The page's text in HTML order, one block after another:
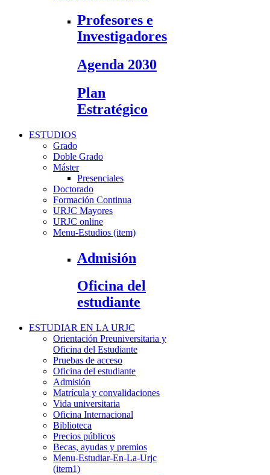
Profesores e
Investigadores
Agenda 2030
Plan
Estratégico
ESTUDIOS
Grado
Doble Grado
Máster
Presenciales
Doctorado
Formación Continua
URJC Mayores
URJC online
Menu-Estudios (item)
Admisión
Oficina del
estudiante
ESTUDIAR EN LA URJC
Orientación Preuniversitaria y
Oficina del Estudiante
Pruebas de acceso
Oficina del estudiante
Admisión
Matrícula y convalidaciones
Vida universitaria
Oficina Internacional
Biblioteca
Precios públicos
Becas, ayudas y premios
Menu-Estudiar-En-La-Urjc
(item1)